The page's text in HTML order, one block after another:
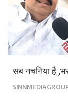
सब नचनिया है